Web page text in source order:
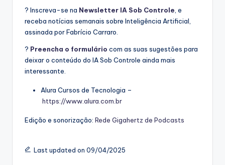
? Inscreva-se na Newsletter IA Sob Controle, e
receba notícias semanais sobre Inteligência Artificial,
assinada por Fabrício Carraro.
? Preencha o formulário com as suas sugestões para
deixar o conteúdo do IA Sob Controle ainda mais
interessante.
Alura Cursos de Tecnologia –
https://www.alura.com.br
Edição e sonorização: Rede Gigahertz de Podcasts
Last updated on 09/04/2025